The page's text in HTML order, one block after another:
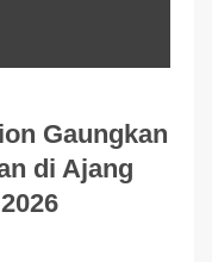
Gaungkan
di Ajang